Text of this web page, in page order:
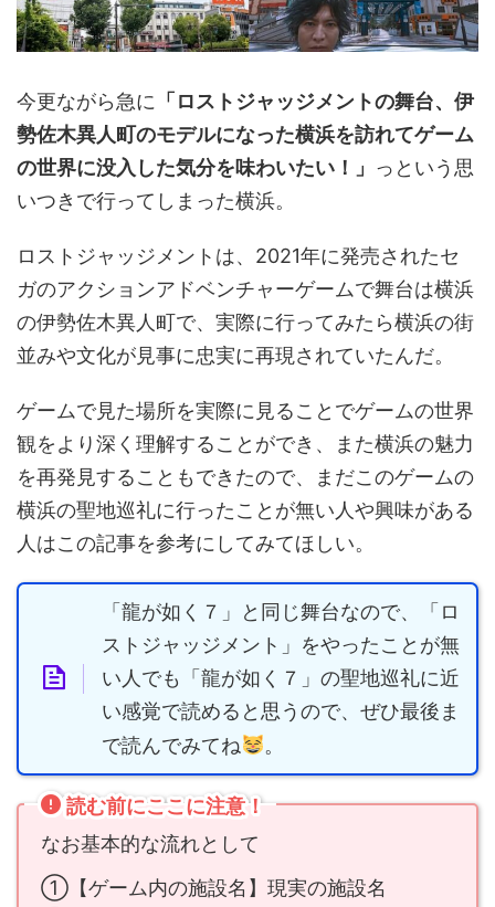
今更ながら急に 「ロストジャッジメントの舞台、伊
勢佐木異人町のモデルになった横浜を訪れてゲーム
の世界に没入した気分を味わいたい！」 っという思
いつきで行ってしまった横浜。
ロストジャッジメントは、2021年に発売されたセ
ガのアクションアドベンチャーゲームで舞台は横浜
の伊勢佐木異人町で、実際に行ってみたら横浜の街
並みや文化が見事に忠実に再現されていたんだ。
ゲームで見た場所を実際に見ることでゲームの世界
観をより深く理解することができ、また横浜の魅力
を再発見することもできたので、まだこのゲームの
横浜の聖地巡礼に行ったことが無い人や興味がある
人はこの記事を参考にしてみてほしい。
「龍が如く７」と同じ舞台なので、「ロ
ストジャッジメント」をやったことが無
い人でも「龍が如く７」の聖地巡礼に近
い感覚で読めると思うので、ぜひ最後ま
で読んでみてね
。
読む前にここに注意！
なお基本的な流れとして
①【ゲーム内の施設名】現実の施設名